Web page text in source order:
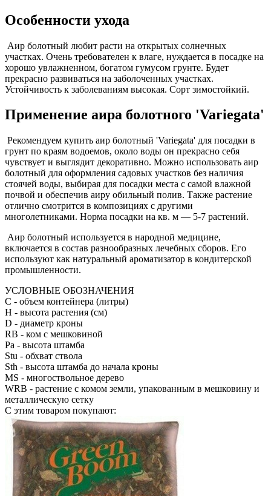
Особенности ухода
Аир болотный любит расти на открытых солнечных
участках. Очень требователен к влаге, нуждается в посадке на
хорошо увлажненном, богатом гумусом грунте. Будет
прекрасно развиваться на заболоченных участках.
Устойчивость к заболеваниям высокая. Сорт зимостойкий.
Применение аира болотного 'Variegata'
Рекомендуем купить аир болотный 'Variegata' для посадки в
грунт по краям водоемов, около воды он прекрасно себя
чувствует и выглядит декоративно. Можно использовать аир
болотный для оформления садовых участков без наличия
стоячей воды, выбирая для посадки места с самой влажной
почвой и обеспечив аиру обильный полив. Также растение
отлично смотрится в композициях с другими
многолетниками. Норма посадки на кв. м — 5-7 растений.
Аир болотный используется в народной медицине,
включается в состав разнообразных лечебных сборов. Его
используют как натуральный ароматизатор в кондитерской
промышленности.
УСЛОВНЫЕ ОБОЗНАЧЕНИЯ
С - объем контейнера (литры)
H - высота растения (см)
D - диаметр кроны
RB - ком с мешковиной
Pa - высота штамба
Stu - обхват ствола
Sth - высота штамба до начала кроны
MS - многоствольное дерево
WRB - растение с комом земли, упакованным в мешковину и
металлическую сетку
С этим товаром покупают: